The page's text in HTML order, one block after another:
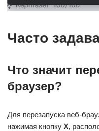
Часто
Что значит
браузер?
Для перезапуска веб-
нажимая кнопку X,